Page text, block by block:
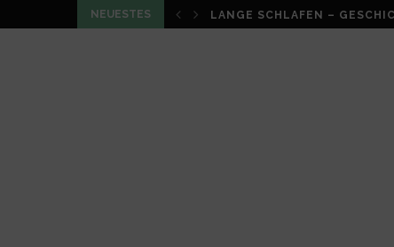
NEUESTES LANGE SCHLAFEN –